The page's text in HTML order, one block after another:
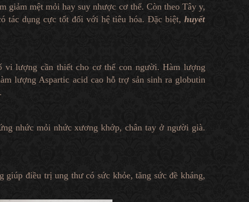
giảm mệt mỏi hay suy nhược cơ thể. Còn theo Tây y,
tác dụng cực tốt đối với hệ tiêu hóa. Đặc biệt,huyết
vi lượng cần thiết cho cơ thể con người. Hàm lượng
lượng Aspartic acid cao hỗ trợ sản sinh ra globutin
nhức mỏi nhức xương khớp, chân tay ở người già.
giúp điều trị ung thư có sức khỏe, tăng sức đề kháng,